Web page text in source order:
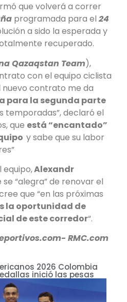
que volverá a correr
programada para el 24
a sido la esperada y
recuperado.
Qazaqstan Team),
con el equipo ciclista
nuevo contrato me da
para la segunda parte
temporadas”, declaró el
que está “encantado”
y sabe que su labor
equipo,Alexandr
se “alegra” de renovar el
que “en las próximas
la oportunidad de
de este corredor“.
RMC.com
2026 Colombia
inició las pesas